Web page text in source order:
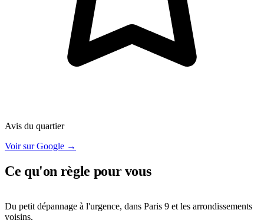
Avis du quartier
Voir sur Google →
Ce qu'on règle pour vous
Du petit dépannage à l'urgence, dans Paris 9 et les arrondissements
voisins.